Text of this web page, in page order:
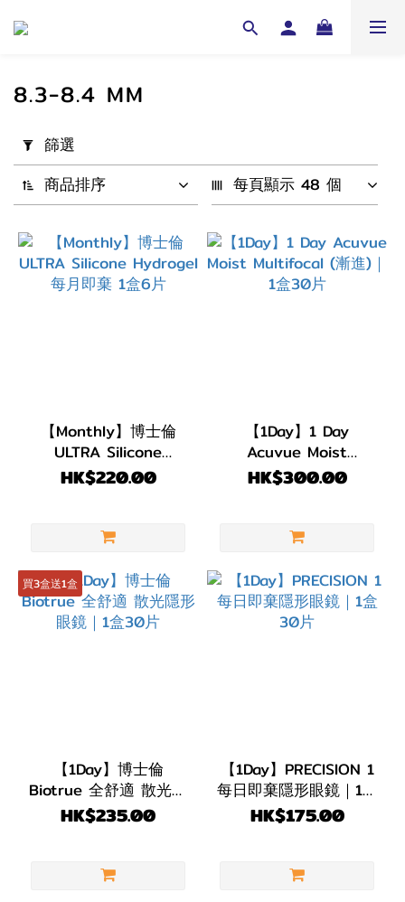
用
篩
選
(0/20)
配
戴
(2)
Weeks
Day
(4)
弧度
BC
8.6
8.3-8.4 MM
篩選
商品排序
每頁顯示 48 個
【Monthly】博士倫
ULTRA Silicone
Hydrogel 每月即棄 1盒
HK$220.00
【1Day】1 Day
Acuvue Moist
Multifocal (漸進)｜1盒
HK$300.00
買3盒送1盒
【1Day】博士倫
Biotrue 全舒適 散光隱
形眼鏡｜1盒30片
HK$235.00
【1Day】PRECISION 1
每日即棄隱形眼鏡｜1盒
30片
HK$175.00